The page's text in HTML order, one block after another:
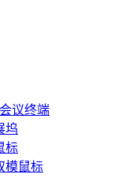
议终端
坞
标
模鼠标